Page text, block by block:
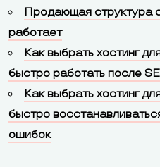
Продающая структура
работает
Как выбрать хостинг
быстро работать после
Как выбрать хостинг
быстро
ошибок